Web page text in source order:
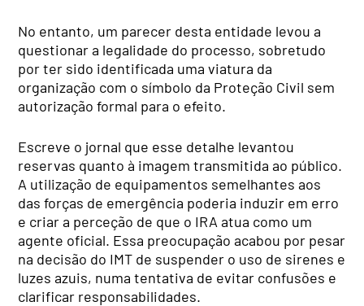
No entanto, um parecer desta entidade levou a
questionar a legalidade do processo, sobretudo
por ter sido identificada uma viatura da
organização com o símbolo da Proteção Civil sem
autorização formal para o efeito.
Escreve o jornal que esse detalhe levantou
reservas quanto à imagem transmitida ao público.
A utilização de equipamentos semelhantes aos
das forças de emergência poderia induzir em erro
e criar a perceção de que o IRA atua como um
agente oficial. Essa preocupação acabou por pesar
na decisão do IMT de suspender o uso de sirenes e
luzes azuis, numa tentativa de evitar confusões e
clarificar responsabilidades.